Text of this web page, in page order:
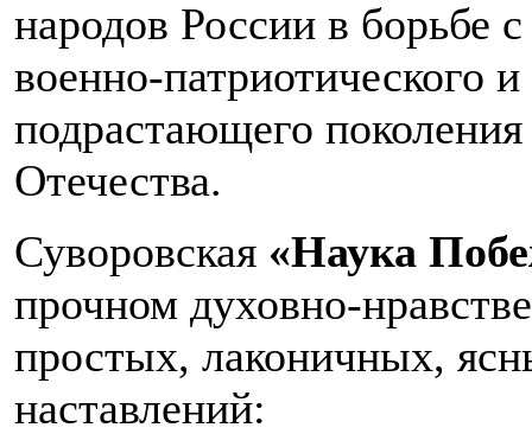
народов России в борьбе
военно-патриотического
подрастающего
Отечества.
Суворовская «Наука
прочном духовно-
простых, лаконичных,
наставлений: